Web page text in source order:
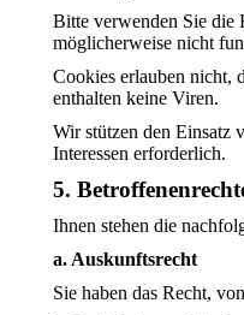
Bitte verwenden Sie die
möglicherweise nicht
Cookies erlauben nicht,
enthalten keine Viren.
Wir stützen den Einsatz
Interessen erforderlich.
5.
Ihnen stehen die
a. Auskunftsrecht
Sie haben das Recht,